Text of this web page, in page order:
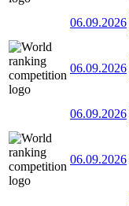
06.09.2026
06.09.2026
06.09.2026
06.09.2026